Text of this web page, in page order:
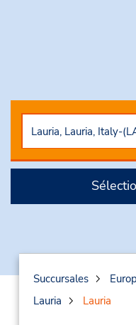
Succursales
Lauria
Lauria